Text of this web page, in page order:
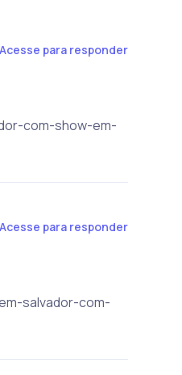
Acesse para responder
com-show-em-
Acesse para responder
salvador-com-